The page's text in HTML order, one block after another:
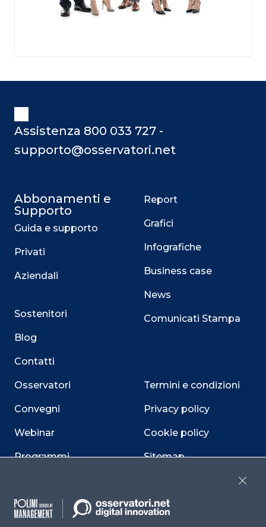
Assistenza 800 033 727 -
supporto@osservatori.net
Abbonamenti e
Supporto
Guida e supporto
Privati
Aziendali
Sostenitori
Blog
Contatti
Osservatori
Convegni
Webinar
Programmi
Report
Grafici
Infografiche
Business case
News
Comunicati Stampa
Termini e condizioni
Privacy policy
Cookie policy
Sitemap